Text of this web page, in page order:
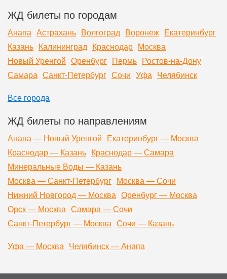
ЖД билеты по городам
Анапа Астрахань Волгоград Воронеж Екатеринбург
Казань Калининград Краснодар Москва
Новый Уренгой Оренбург Пермь Ростов-на-Дону
Самара Санкт-Петербург Сочи Уфа Челябинск
Все города
ЖД билеты по направлениям
Анапа — Новый Уренгой Екатеринбург — Москва
Краснодар — Казань Краснодар — Самара
Минеральные Воды — Казань
Москва — Санкт-Петербург Москва — Сочи
Нижний Новгород — Москва Оренбург — Москва
Орск — Москва Самара — Сочи
Санкт-Петербург — Москва Сочи — Казань
Уфа — Москва Челябинск — Анапа